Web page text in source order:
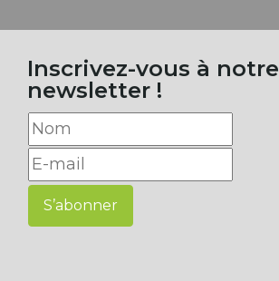
Inscrivez-vous à notre
newsletter !
S’abonner